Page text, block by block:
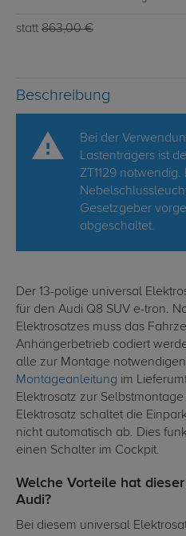
statt 863,00 €
Beschreibung
Bei der
Lastenträgers ist
ZT1129
Gesetzgeber
abgeschaltet.
Der 13-polige universal
für den Audi Q8 SUV e-tron.
Elektrosatzes muss das
Anhängerbetrieb codiert
alle zur Montage notwendigen
Montageanleitung im
Elektrosatz zur
Elektrosatz schaltet die
nicht automatisch ab. Dies
einen Schalter im Cockpit.
Welche Vorteile hat
Audi?
Bei diesem universal